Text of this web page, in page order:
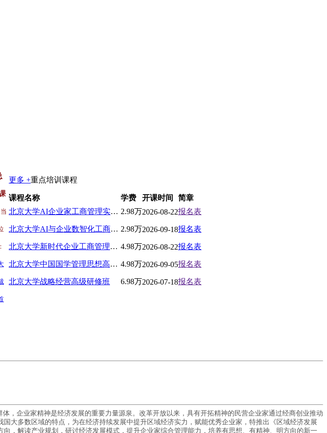
更多 +重点培训课程
课程名称 学费 开课时间
简章
北京大学AI企业家工商管理实战高级研修班 2.98万2026-08-22报名表
北京大学AI与企业数智化工商管理高级研修班 2.98万2026-09-18报名表
北京大学新时代企业工商管理高级研修班 4.98万2026-08-22报名表
北京大学中国国学管理思想高级研修班 4.98万2026-09-05报名表
北京大学战略经营高级研修班 6.98万2026-07-18报名表
当
，企业家精神是经济发展的重要力量源泉。改革开放以来，具有开拓精神的民营企业家通过经商创业推动
大多数区域的特点，为在经济持续发展中提升区域经济实力，赋能优秀企业家，特推出《区域经济发展
，解读产业规划，研讨经济发展模式，提升企业家综合管理能力，培养有思想、有精神、明方向的新一